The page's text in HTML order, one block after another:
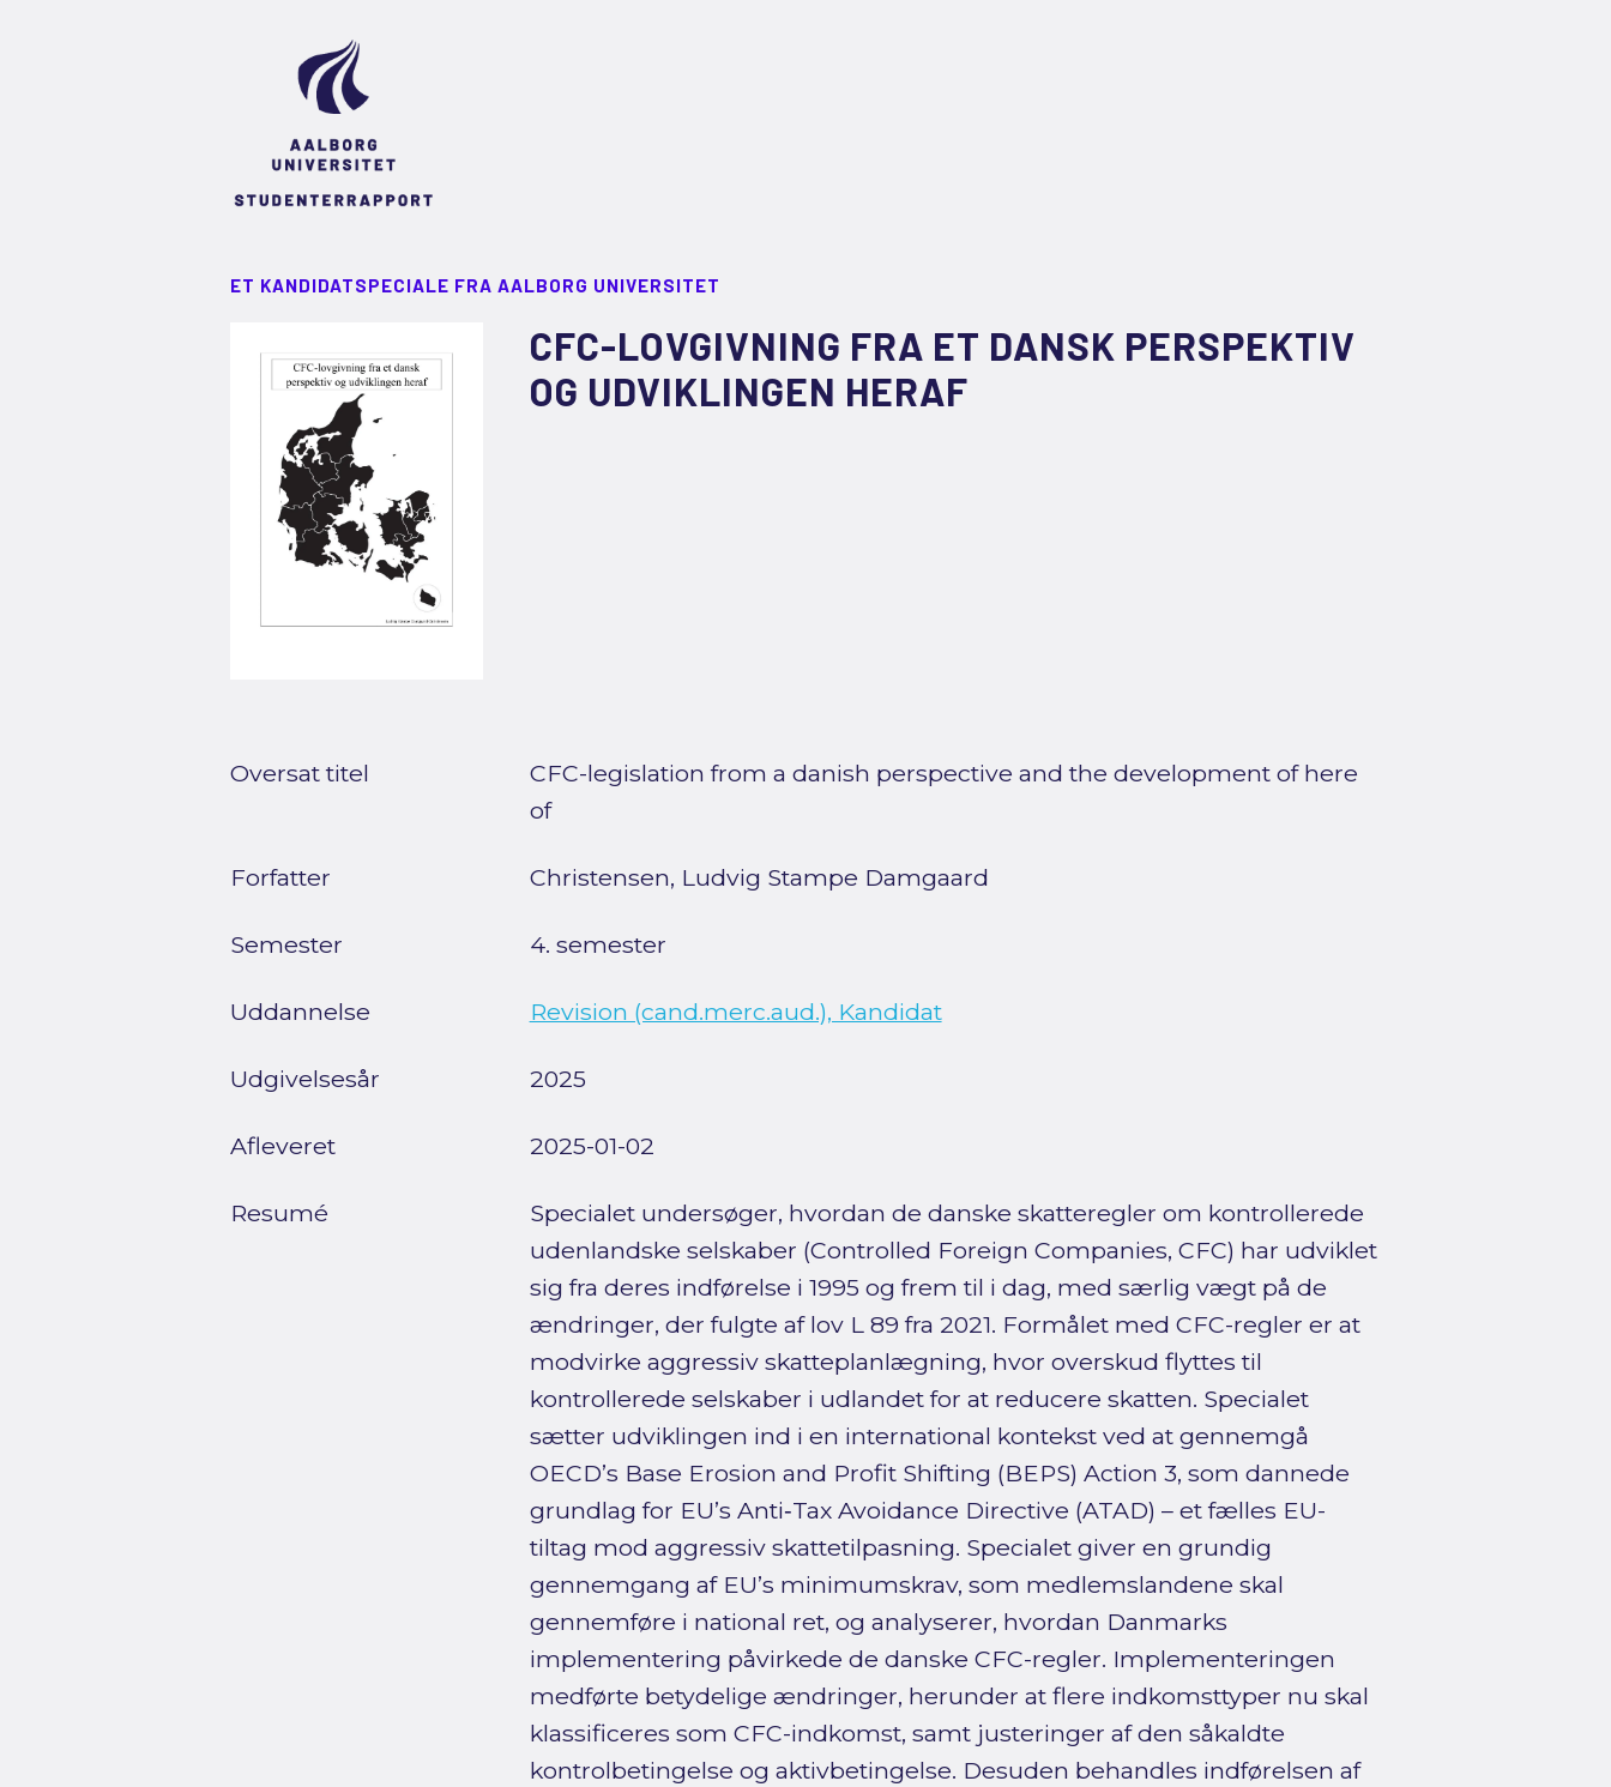
ET KANDIDATSPECIALE FRA AALBORG UNIVERSITET
CFC-LOVGIVNING FRA ET DANSK PERSPEKTIV
OG UDVIKLINGEN HERAF
Oversat titel
CFC-legislation from a danish perspective and the development of here
of
Forfatter Christensen, Ludvig Stampe Damgaard
Semester 4. semester
Uddannelse Revision (cand.merc.aud.), Kandidat
Udgivelsesår 2025
Afleveret 2025-01-02
Resumé
Specialet undersøger, hvordan de danske skatteregler om kontrollerede
udenlandske selskaber (Controlled Foreign Companies, CFC) har udviklet
sig fra deres indførelse i 1995 og frem til i dag, med særlig vægt på de
ændringer, der fulgte af lov L 89 fra 2021. Formålet med CFC-regler er at
modvirke aggressiv skatteplanlægning, hvor overskud flyttes til
kontrollerede selskaber i udlandet for at reducere skatten. Specialet
sætter udviklingen ind i en international kontekst ved at gennemgå
OECD’s Base Erosion and Profit Shifting (BEPS) Action 3, som dannede
grundlag for EU’s Anti‑Tax Avoidance Directive (ATAD) – et fælles EU-
tiltag mod aggressiv skattetilpasning. Specialet giver en grundig
gennemgang af EU’s minimumskrav, som medlemslandene skal
gennemføre i national ret, og analyserer, hvordan Danmarks
implementering påvirkede de danske CFC-regler. Implementeringen
medførte betydelige ændringer, herunder at flere indkomsttyper nu skal
klassificeres som CFC-indkomst, samt justeringer af den såkaldte
kontrolbetingelse og aktivbetingelse. Desuden behandles indførelsen af